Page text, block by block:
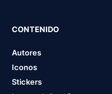
CONTENIDO
Autores
Iconos
Stickers